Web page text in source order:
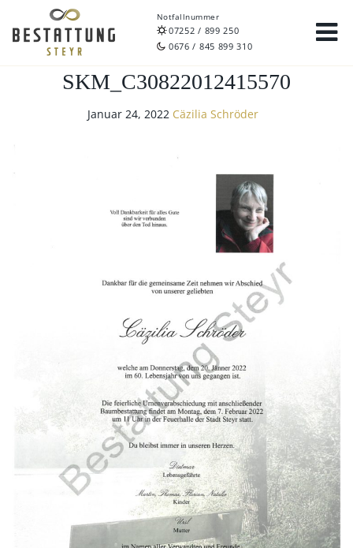
Notfallnummer
07252 / 899 250
0676 / 845 899 310
SKM_C30822012415570
Januar 24, 2022 Cäzilia Schröder